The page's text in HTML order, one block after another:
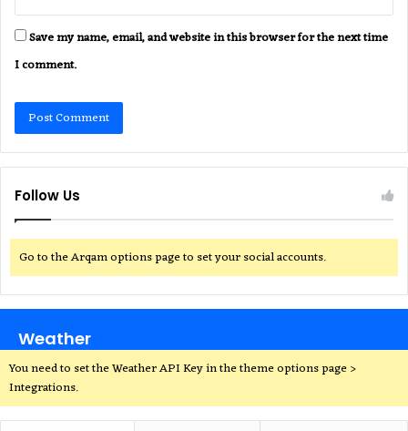
Save my name, email, and website in this browser for the next time
I comment.
Follow Us
Go to the Arqam options page to set your social accounts.
Weather
You need to set the Weather API Key in the theme options page >
Integrations.